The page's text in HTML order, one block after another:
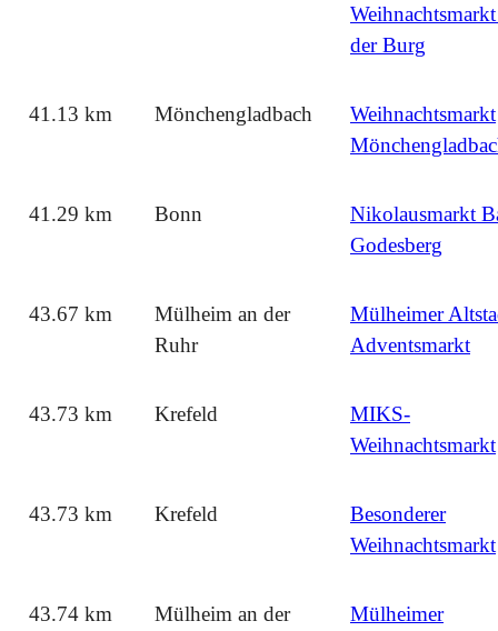
der Burg
41.13 km Mönchengladbach
Weihnachtsmarkt
41.29 km Bonn
Nikolausmarkt
Godesberg
43.67 km
Mülheim an der
Ruhr
Mülheimer
Adventsmarkt
43.73 km Krefeld
MIKS-
Weihnachtsmarkt
43.73 km Krefeld
Besonderer
Weihnachtsmarkt
43.74 km
Mülheim an der
Mülheimer